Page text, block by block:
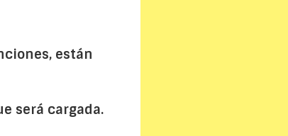
están
será cargada.